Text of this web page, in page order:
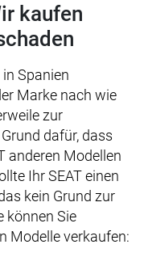
kaufen
Spanien
Marke nach wie
zur
dafür, dass
anderen Modellen
Ihr SEAT einen
kein Grund zur
können Sie
Modelle verkaufen: